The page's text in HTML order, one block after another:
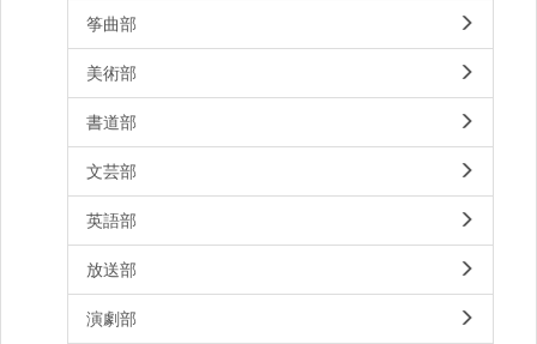
筝曲部
美術部
書道部
文芸部
英語部
放送部
演劇部